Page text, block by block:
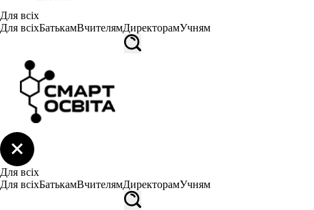
Для всіх
Для всіхБатькамВчителямДиректорамУчням
Для всіх
Для всіхБатькамВчителямДиректорамУчням